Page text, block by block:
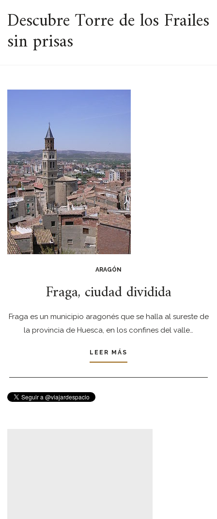
ESPACIO
Descubre Torre de los Frailes
sin prisas
ARAGÓN
Fraga, ciudad dividida
Fraga es un municipio aragonés que se halla al sureste de
la provincia de Huesca, en los confines del valle…
LEER MÁS